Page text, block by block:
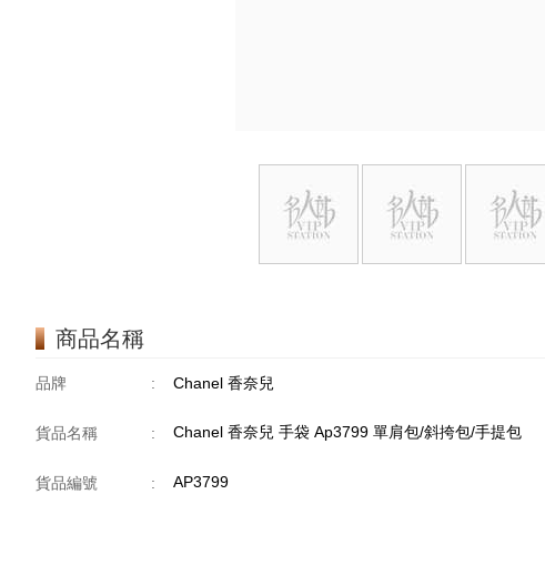
商品名稱
品牌 : Chanel 香奈兒
貨品名稱 : Chanel 香奈兒 手袋 Ap3799 單肩包/斜挎包/手提包
貨品編號 : AP3799